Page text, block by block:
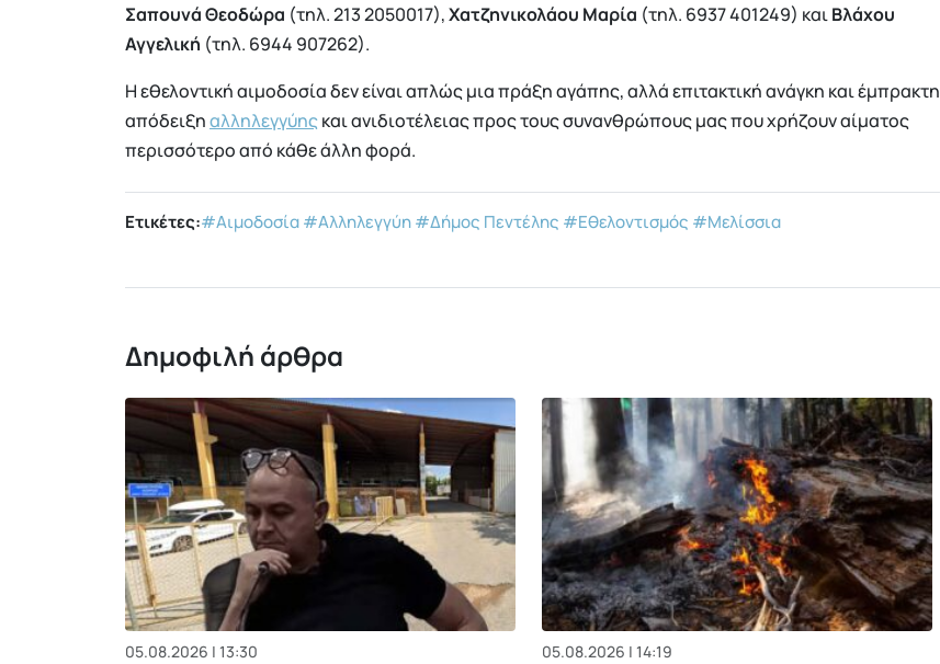
Σαπουνά Θεοδώρα (τηλ. 213 2050017),Χατζηνικολάου Μαρία (τηλ. 6937 401249) καιΒλάχου
Αγγελική (τηλ. 6944 907262).
Η εθελοντική αιμοδοσία δεν είναι απλώς μια πράξη αγάπης, αλλά επιτακτική ανάγκη και έμπρακτη
απόδειξηαλληλεγγύηςκαι ανιδιοτέλειας προς τους συνανθρώπους μας που χρήζουν αίματος
περισσότερο από κάθε άλλη φορά.
Ετικέτες:#Αιμοδοσία#Αλληλεγγύη#Δήμος Πεντέλης #Εθελοντισμός #Μελίσσια
Δημοφιλή άρθρα
05.08.2026 | 13:30 05.08.2026 | 14:19